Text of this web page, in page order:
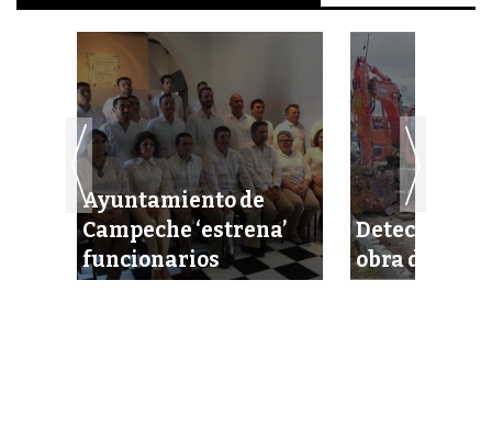
Ayuntamiento de
Campeche ‘estrena’
funcionarios
Detectan
obra de la